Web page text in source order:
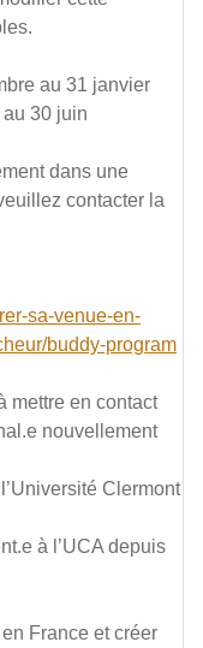
au 31 janvier
au 30 juin
dans une
contacter la
sa-venue-en-
buddy-program
mettre en contact
nouvellement
Clermont
à l’UCA depuis
France et créer